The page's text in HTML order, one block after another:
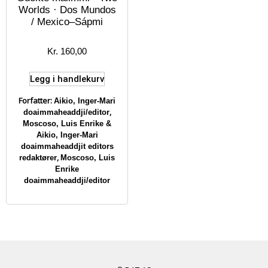
Worlds · Dos Mundos
/ Mexico–Sápmi
Kr 160,00
Legg i handlekurv
Forfatter: Aikio, Inger-Mari
doaimmaheaddji/editor,
Moscoso, Luis Enrike &
Aikio, Inger-Mari
doaimmaheaddjit editors
redaktører, Moscoso, Luis
Enrike
doaimmaheaddji/editor